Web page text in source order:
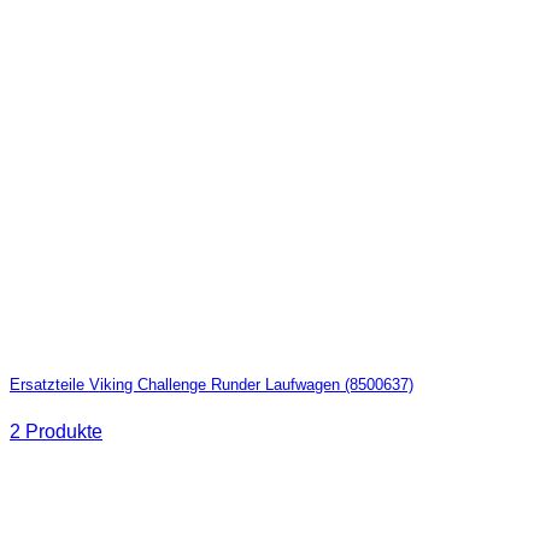
Ersatzteile Viking Challenge Runder Laufwagen (8500637)
2 Produkte